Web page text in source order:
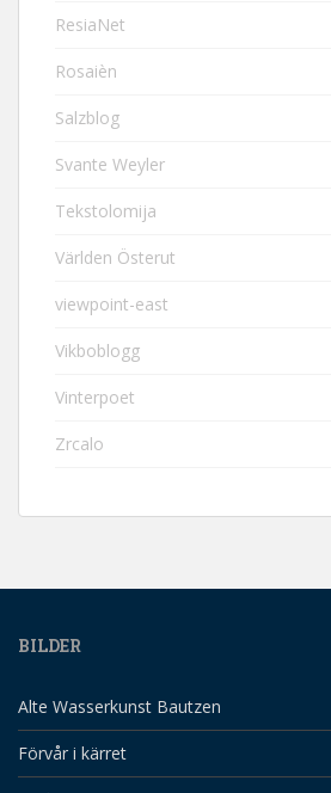
ResiaNet
Rosaièn
Salzblog
Svante Weyler
Tekstolomija
Världen Österut
viewpoint-east
Vikboblogg
Vinterpoet
Zrcalo
BILDER
Alte Wasserkunst Bautzen
Förvår i kärret